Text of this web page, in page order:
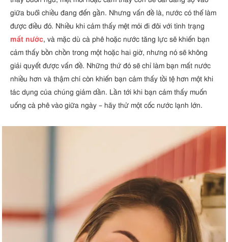
giữa buổi chiều đang đến gần. Nhưng vấn đề là, nước có thể làm
được điều đó. Nhiều khi cảm thấy mệt mỏi đi đôi với tình trạng
mất nước, và mặc dù cà phê hoặc nước tăng lực sẽ khiến bạn
cảm thấy bồn chồn trong một hoặc hai giờ, nhưng nó sẽ không
giải quyết được vấn đề. Những thứ đó sẽ chỉ làm bạn mất nước
nhiều hơn và thậm chí còn khiến bạn cảm thấy tồi tệ hơn một khi
tác dụng của chúng giảm dần. Lần tới khi bạn cảm thấy muốn
uống cà phê vào giữa ngày – hãy thử một cốc nước lạnh lớn.